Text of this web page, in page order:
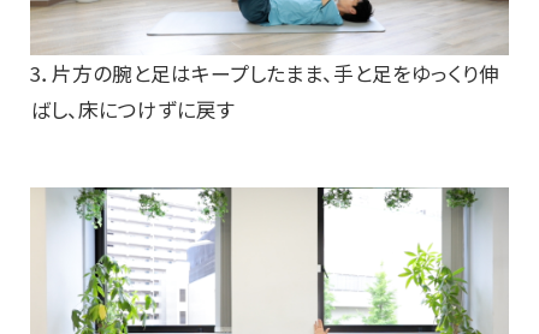
3．片方の腕と足はキープしたまま、手と足をゆっくり伸
ばし、床につけずに戻す